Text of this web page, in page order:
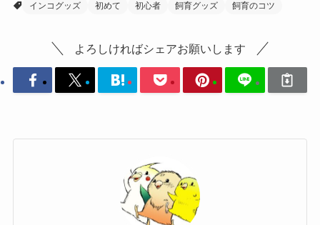
インコグッズ
初めて 初心者 飼育グッズ 飼育のコツ
よろしければシェアお願いします